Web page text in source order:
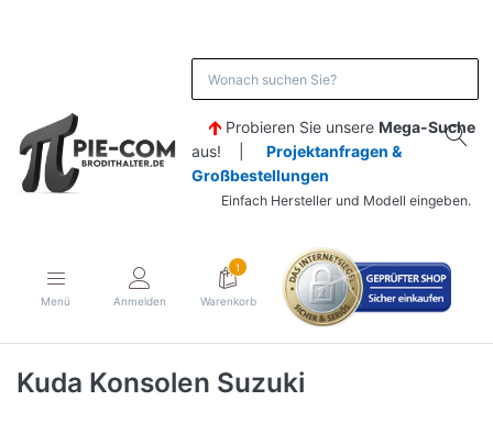
Probieren Sie unsere Mega-Suche
aus! | Projektanfragen &
Großbestellungen
Einfach Hersteller und Modell eingeben.
Menü Anmelden
1
Warenkorb
Kuda Konsolen Suzuki